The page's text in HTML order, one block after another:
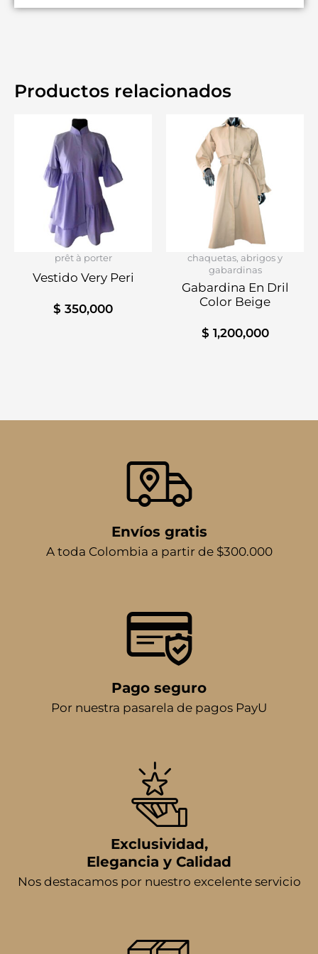
Productos relacionados
prêt à porter
Vestido Very Peri
$ 350,000
chaquetas, abrigos y
gabardinas
Gabardina En Dril
Color Beige
$ 1,200,000
Envíos gratis
A toda Colombia a partir de $300.000
Pago seguro
Por nuestra pasarela de pagos PayU
Exclusividad,
Elegancia y Calidad
Nos destacamos por nuestro excelente servicio